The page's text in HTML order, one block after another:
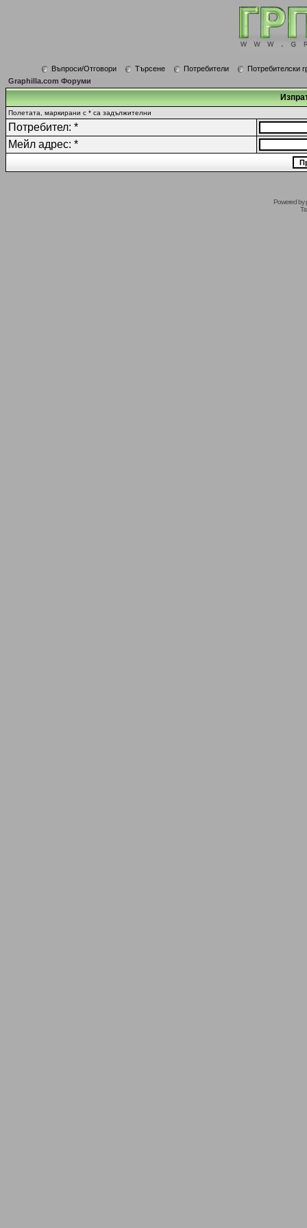
Въпроси/Отговори Търсене Потребители
Потребителски
Graphilla.com Форуми
Полетата, маркирани с * са задължителни
Потребител: *
Мейл адрес: *
Powered by